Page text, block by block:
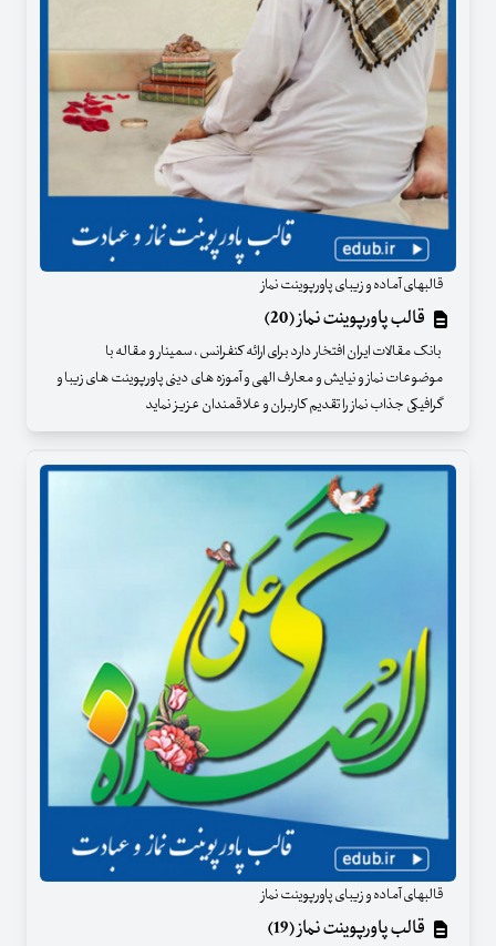
قالبهای آماده و زیبای پاورپوینت نماز
قالب پاورپوینت نماز (20)
بانک مقالات ایران افتخار دارد برای ارائه کنفرانس ، سمینار و مقاله با
موضوعات نماز و نیایش و معارف الهی و آموزه های دینی پاورپوینت های زیبا و
گرافیکی جذاب نماز را تقدیم کاربران و علاقمندان عزیز نماید
قالبهای آماده و زیبای پاورپوینت نماز
قالب پاورپوینت نماز (19)